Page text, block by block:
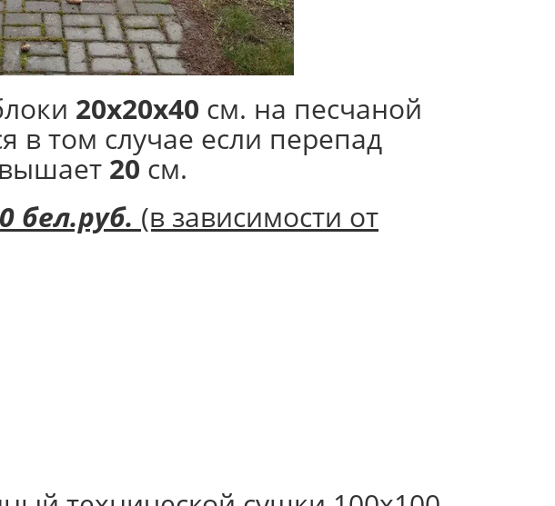
20х20х40 см. на песчаной
в том случае если перепад
20 см.
бел.руб. (в зависимости от